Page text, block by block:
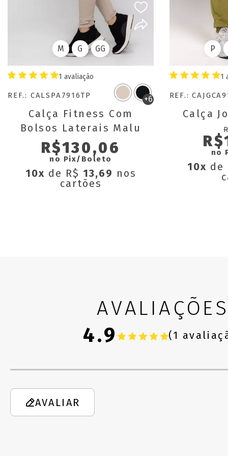
1 avaliação
REF.: CALSPA7916TP +6
Calça Fitness Com
Bolsos Laterais Malu
R$130,06
no Pix/Boleto
10x de R$ 13,69 nos
cartões
M G GG
1
REF.:
Calça
no
10x de
P
4.9
(1
AVALIAR